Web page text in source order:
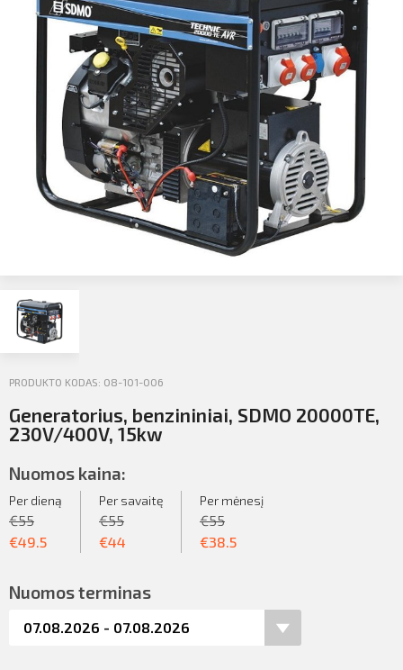
Kontaktai
Atsijungti
PRODUKTO KODAS: 08-101-006
Generatorius, benzininiai, SDMO 20000TE,
230V/400V, 15kw
Nuomos kaina:
Per dieną
€55
€49.5
Per savaitę
€55
€44
Per mėnesį
€55
€38.5
Nuomos terminas